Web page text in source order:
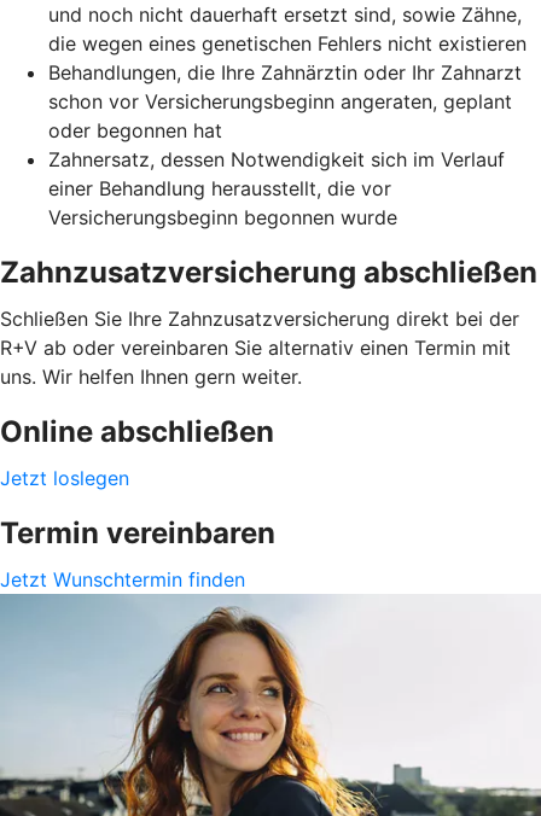
und noch nicht dauerhaft ersetzt sind, sowie Zähne,
die wegen eines genetischen Fehlers nicht existieren
Behandlungen, die Ihre Zahnärztin oder Ihr Zahnarzt
schon vor Versicherungsbeginn angeraten, geplant
oder begonnen hat
Zahnersatz, dessen Notwendigkeit sich im Verlauf
einer Behandlung herausstellt, die vor
Versicherungsbeginn begonnen wurde
Zahnzusatzversicherung abschließen
Schließen Sie Ihre Zahnzusatzversicherung direkt bei der
R+V ab oder vereinbaren Sie alternativ einen Termin mit
uns. Wir helfen Ihnen gern weiter.
Online abschließen
Jetzt loslegen
Termin vereinbaren
Jetzt Wunschtermin finden